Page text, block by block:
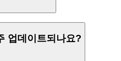
업데이트되나요?